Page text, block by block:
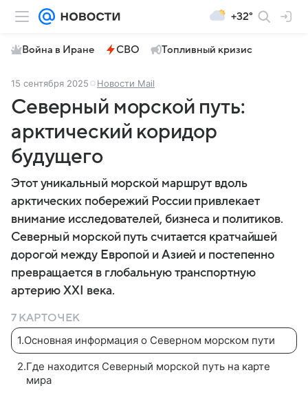
+32°
Война в Иране СВО Топливный кризис
15 сентября 2025 Новости Mail
Северный морской путь:
арктический коридор
будущего
Этот уникальный морской маршрут вдоль
арктических побережий России привлекает
внимание исследователей, бизнеса и политиков.
Северный морской путь считается кратчайшей
дорогой между Европой и Азией и постепенно
превращается в глобальную транспортную
артерию XXI века.
7 КАРТОЧЕК
1.Основная информация о Северном морском пути
2.Где находится Северный морской путь на карте
мира